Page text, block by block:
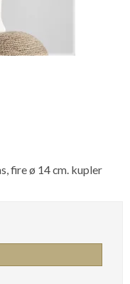
fire ø 14 cm. kupler